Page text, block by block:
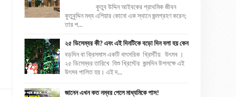
কুতুব উদ্দিন আইবকের প্রাথমিক জীবন
কুতুবুদ্দিন মধ্য এশিয়ার কোনো এক স্থানে জন্মগ্রহণ করেন;
তার প...
২৫ ডিসেম্বর কী? এবং এই দিনটিকে বড়ো দিন বলা হয় কেন
বড়দিন বা ক্রিসমাস একটি বাৎসরিক খ্রিস্টীয় উৎসব ।
২৫ ডিসেম্বর তারিখে যিশু খ্রিস্টের জন্মদিন উপলক্ষে এই
উৎসব পালিত হয়। এই দ...
জানেন এখন কত নম্বর পেলে মাধ্যমিকে পাস!